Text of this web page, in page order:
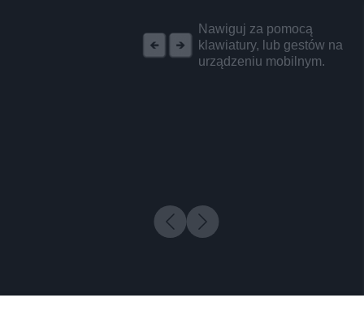
Nawiguj za pomocą
klawiatury, lub gestów na
urządzeniu mobilnym.